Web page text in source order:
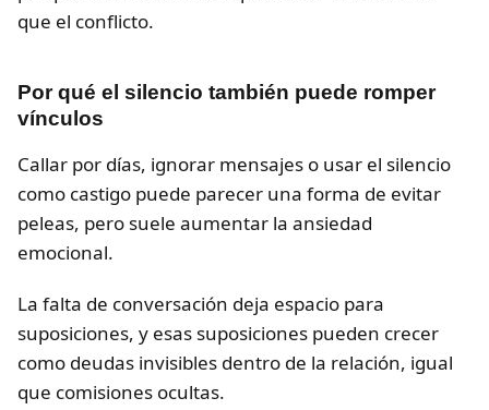
que el conflicto.
Por qué el silencio también puede romper
vínculos
Callar por días, ignorar mensajes o usar el silencio
como castigo puede parecer una forma de evitar
peleas, pero suele aumentar la ansiedad
emocional.
La falta de conversación deja espacio para
suposiciones, y esas suposiciones pueden crecer
como deudas invisibles dentro de la relación, igual
que comisiones ocultas.